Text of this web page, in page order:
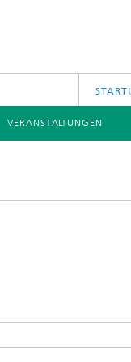
VERANSTALTUNGEN